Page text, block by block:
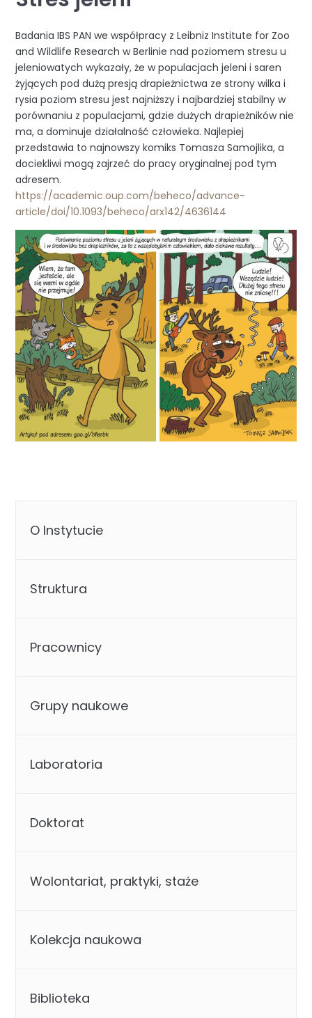
Badania IBS PAN we współpracy z Leibniz Institute for Zoo
and Wildlife Research w Berlinie nad poziomem stresu u
jeleniowatych wykazały, że w populacjach jeleni i saren
żyjących pod dużą presją drapieżnictwa ze strony wilka i
rysia poziom stresu jest najniższy i najbardziej stabilny w
porównaniu z populacjami, gdzie dużych drapieżników nie
ma, a dominuje działalność człowieka. Najlepiej
przedstawia to najnowszy komiks Tomasza Samojlika, a
dociekliwi mogą zajrzeć do pracy oryginalnej pod tym
adresem.
https://academic.oup.com/beheco/advance-
article/doi/10.1093/beheco/arx142/4636144
O Instytucie
Struktura
Pracownicy
Grupy naukowe
Laboratoria
Doktorat
Wolontariat, praktyki, staże
Kolekcja naukowa
Biblioteka